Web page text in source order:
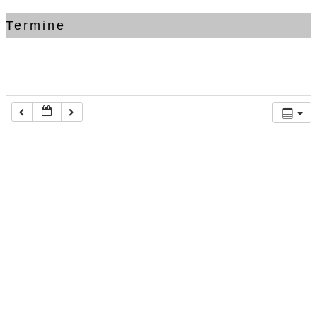
Termine